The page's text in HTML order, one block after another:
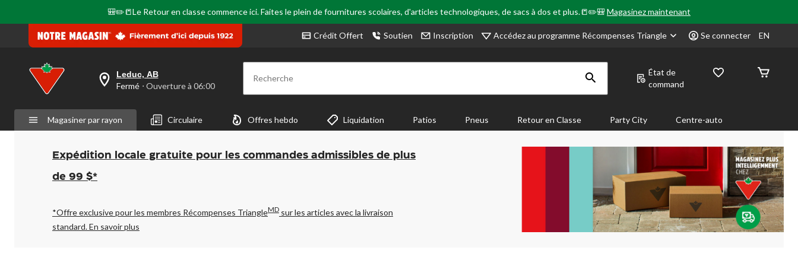
🎒✏️📒Le Retour en classe commence ici. Faites le plein de fournitures scolaires, d'articles technologiques, de sacs à dos et plus.📒✏️🎒Magasinez maintenant
Crédit Offert Soutien Inscription Accédez au programme Récompenses Triangle Se connecter EN
votre
est
Leduc,
AB,
Fermé,
Ouverture
à
pour
changer
Leduc, AB
Fermé ⋅ Ouverture à 06:00 Recherche
État de
command
Magasiner par rayon Circulaire Offres hebdo Liquidation Patios Pneus Retour en Classe Party City Centre-auto
Expédition locale gratuite pour les commandes admissibles de plus
de 99 $*
*Offre exclusive pour les membres Récompenses TriangleMD sur les articles avec la livraison
standard.En savoir plus